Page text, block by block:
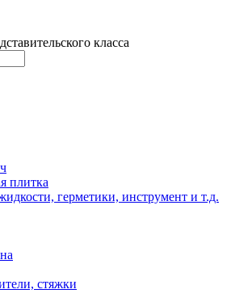
класса
плитка
герметики, инструмент и т.д.
стяжки